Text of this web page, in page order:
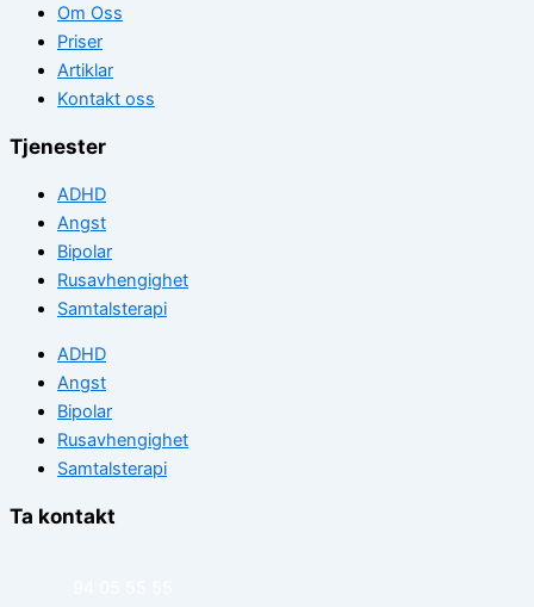
Om Oss
Priser
Artiklar
Kontakt oss
Tjenester
ADHD
Angst
Bipolar
Rusavhengighet
Samtalsterapi
ADHD
Angst
Bipolar
Rusavhengighet
Samtalsterapi
Ta kontakt